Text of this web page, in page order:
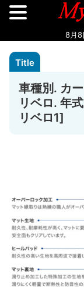
車種別. カ
リベロ. 年
リベロ1]